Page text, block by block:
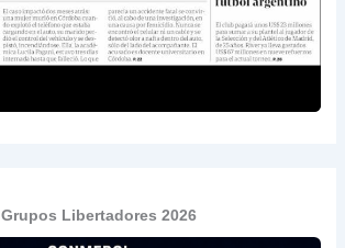
Grupos Libertadores 2026